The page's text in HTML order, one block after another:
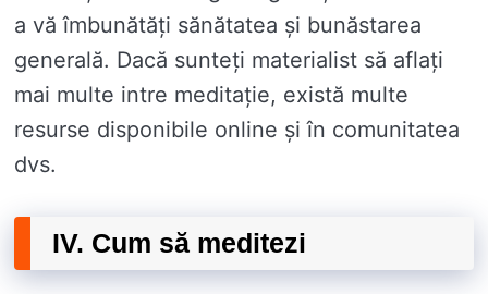
a vă îmbunătăți sănătatea și bunăstarea
generală. Dacă sunteți materialist să aflați
mai multe intre meditație, există multe
resurse disponibile online și în comunitatea
dvs.
IV. Cum să meditezi